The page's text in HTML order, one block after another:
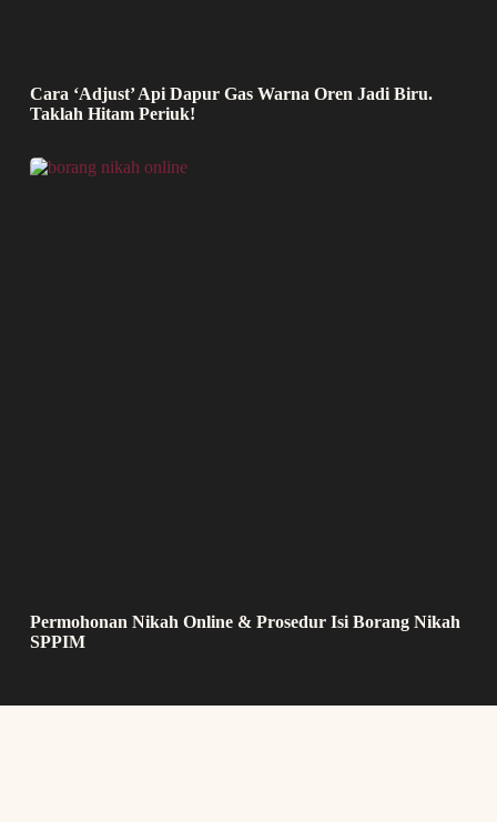
Cara ‘Adjust’ Api Dapur Gas Warna Oren Jadi Biru.
Taklah Hitam Periuk!
Permohonan Nikah Online & Prosedur Isi Borang Nikah
SPPIM